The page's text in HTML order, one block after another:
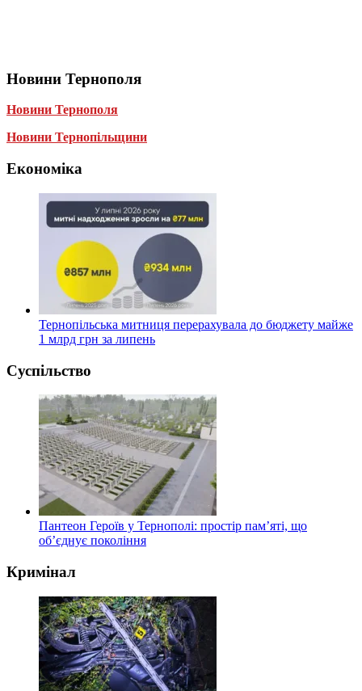
Новини Тернополя
Новини Тернополя
Новини Тернопільщини
Економіка
Тернопільська митниця перерахувала до бюджету майже
1 млрд грн за липень
Суспільство
Пантеон Героїв у Тернополі: простір пам’яті, що
об’єднує покоління
Кримінал